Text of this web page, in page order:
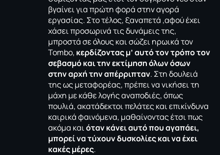
βγαίνει για πρώτη φορά στην αγορά
εργασίας. Στο τέλος, ξαναπετά ,αφού έχει
χάσει προσωρινά τις δυνάμεις της,
μπροστά σε όλους και σώζει ηρωικά τον
Tombo, κερδίζοντας μ’ αυτό τον τρόπο τον
σεβασμό και την εκτίμηση όλων όσων
στην αρχή την απέρριπταν. Στη δουλειά
της ως μεταφορέας, πρέπει να νικήσει τη
μάχη με κάθε λογής αναποδιές, όπως
πουλιά, ακατάδεκτοι πελάτες και επικίνδυνα
καιρικά φαινόμενα, μαθαίνοντας έτσι πως
ακόμα καιόταν κάνει αυτό που αγαπάει,
μπορεί να τύχουν δυσκολίες και να έχει
κακές μέρες.